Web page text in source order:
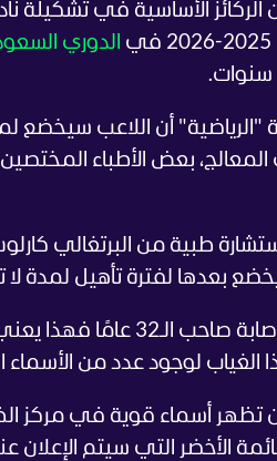
الركائز الأساسية في
الدوري
أن اللاعب سيخضع
بعض الأطباء
طبية من البرتغالي
بعدها لفترة تأهيل لمدة لا تقل
وفي حال تأكد إصابة
الغياب لوجود عدد من
تظهر أسماء قوية في مركز
الأخضر التي سيتم الإعلان